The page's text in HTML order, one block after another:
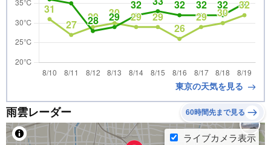
東京の天気を見る
雨雲レーダー 60時間先まで見る